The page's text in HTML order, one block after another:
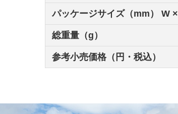
パッケージサイズ（mm） W
総重量（g）
参考小売価格（円・税込）